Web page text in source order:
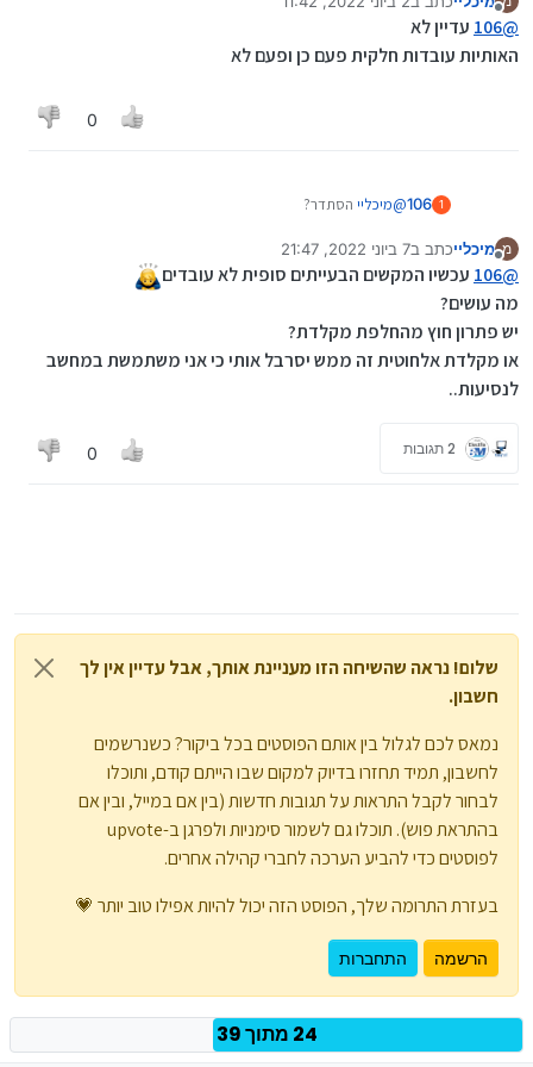
מנותק נערך לאחרונה על ידי
@
106 עדיין לא
האותיות עובדות חלקית פעם כן ופעם לא
0
1
106
@מיכליי הסתדר?
מ
מנותק
מיכלייכתב ב7 ביוני 2022, 21:47
נערך לאחרונה על ידי
@
106 עכשיו המקשים הבעייתים סופית לא עובדים
מה עושים?
יש פתרון חוץ מהחלפת מקלדת?
או מקלדת אלחוטית זה ממש יסרבל אותי כי אני משתמשת במחשב
לנסיעות..
2 תגובות 0
שלום! נראה שהשיחה הזו מעניינת אותך, אבל עדיין אין לך
חשבון.
נמאס לכם לגלול בין אותם הפוסטים בכל ביקור? כשנרשמים
לחשבון, תמיד תחזרו בדיוק למקום שבו הייתם קודם, ותוכלו
לבחור לקבל התראות על תגובות חדשות (בין אם במייל, ובין אם
בהתראת פוש). תוכלו גם לשמור סימניות ולפרגן ב-upvote
לפוסטים כדי להביע הערכה לחברי קהילה אחרים.
בעזרת התרומה שלך, הפוסט הזה יכול להיות אפילו טוב יותר 💗
הרשמה התחברות
24 מתוך 39